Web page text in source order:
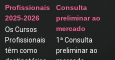
Profissionais
2025-2026
Os Cursos
Profissionais
têm como
Consulta
preliminar ao
mercado
1ª Consulta
preliminar ao